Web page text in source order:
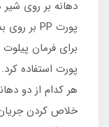
برای فرمان
هر کدام از دو
خلاص کردن